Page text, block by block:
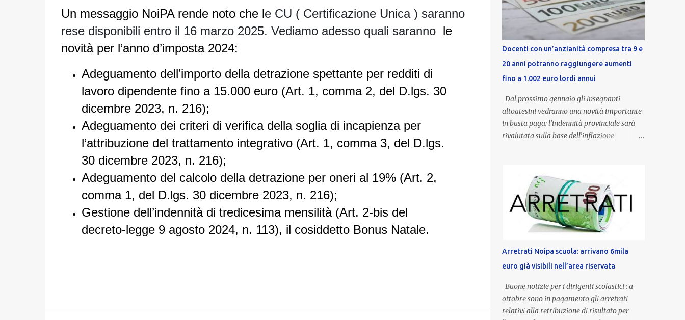
Un messaggio NoiPA rende noto che le CU ( Certificazione Unica ) saranno
rese disponibili entro il 16 marzo 2025. Vediamo adesso quali saranno le
novità per l’anno d’imposta 2024:
Adeguamento dell’importo della detrazione spettante per redditi di
lavoro dipendente fino a 15.000 euro(Art. 1, comma 2, del D.lgs. 30
dicembre 2023, n. 216);
Adeguamento dei criteri di verifica dellasoglia di incapienza per
l’attribuzione del trattamento integrativo(Art. 1, comma 3, del D.lgs.
30 dicembre 2023, n. 216);
Adeguamento del calcolo della detrazione per oneri al 19%(Art. 2,
comma 1, del D.lgs. 30 dicembre 2023, n. 216);
Gestione dell’indennità di tredicesima mensilità (Art. 2-bis del
decreto-legge 9 agosto 2024, n. 113), il cosiddetto Bonus Natale.
Docenti con un’anzianità compresa tra 9 e
20 anni potranno raggiungere aumenti
fino a 1.002 euro lordi annui
Dal prossimo gennaio gli insegnanti
altoatesini vedranno una novità importante
in busta paga: l’indennità provinciale sarà
rivalutata sulla base dell’inflazione
un’anzianità compresa tra 9 e 20 anni
potranno raggiungere fino a 1.002 euro lordi
annui. Il nuovo contratto provinciale
introduce inoltre un congedo speciale
dedicato alle donne vittime di violenza di
genere, in linea con la normativa nazionale e
con l’obiettivo di offrire maggiore tutela e
supporto in situazioni delicate. L’indennità
provinciale per i docenti è un unicum in
Italia: si tratta di una misura esclusiva della
Provincia autonoma di Bolzano, che integra
Arretrati Noipa scuola: arrivano 6mila
euro già visibili nell’area riservata
Buone notizie per i dirigenti scolastici : a
ottobre sono in pagamento gli arretrati
relativi alla retribuzione di risultato per